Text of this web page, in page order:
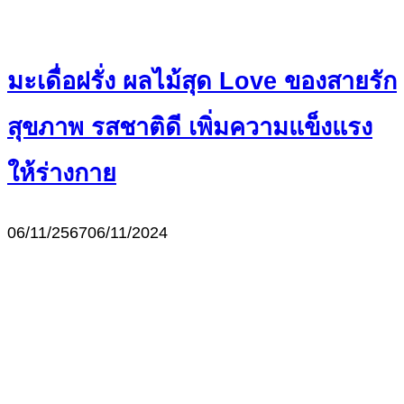
มะเดื่อฝรั่ง ผลไม้สุด Love ของสายรัก
สุขภาพ รสชาติดี เพิ่มความแข็งแรง
ให้ร่างกาย
06/11/256706/11/2024